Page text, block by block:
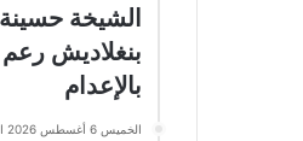
الشيخة
بنغلاديش رعم
بالإعدام
الخميس 6 أغسطس 2026 الساعة 12:59 ص